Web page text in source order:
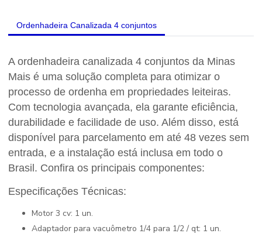
Ordenhadeira Canalizada 4 conjuntos
A ordenhadeira canalizada 4 conjuntos da Minas
Mais é uma solução completa para otimizar o
processo de ordenha em propriedades leiteiras.
Com tecnologia avançada, ela garante eficiência,
durabilidade e facilidade de uso. Além disso, está
disponível para parcelamento em até 48 vezes sem
entrada, e a instalação está inclusa em todo o
Brasil. Confira os principais componentes:
Especificações Técnicas:
Motor 3 cv: 1 un.
Adaptador para vacuômetro 1/4 para 1/2 / qt: 1 un.